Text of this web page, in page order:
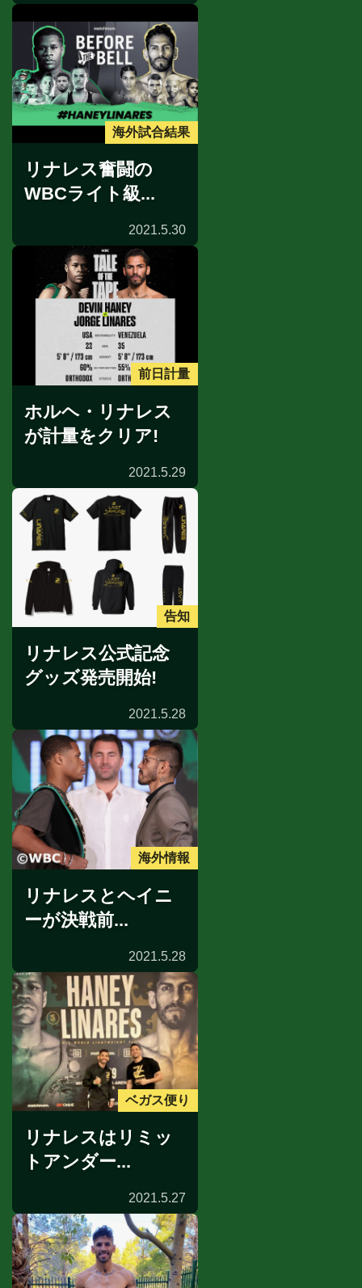
海外試合結果
リナレス奮闘の
WBCライト級...
2021.5.30
前日計量
ホルヘ・リナレス
が計量をクリア!
2021.5.29
告知
リナレス公式記念
グッズ発売開始!
2021.5.28
海外情報
リナレスとヘイニ
ーが決戦前...
2021.5.28
ベガス便り
リナレスはリミッ
トアンダー...
2021.5.27